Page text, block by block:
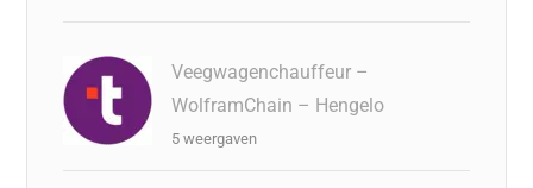
Veegwagenchauffeur –
WolframChain – Hengelo
5 weergaven